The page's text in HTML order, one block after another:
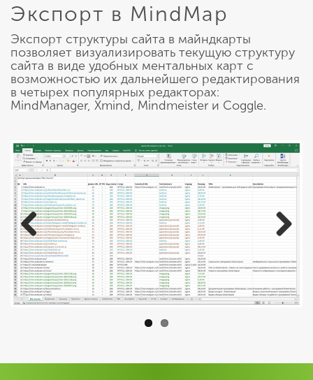
Экспорт в MindMap
Экспорт структуры сайта в майндкарты
позволяет визуализировать текущую структуру
сайта в виде удобных ментальных карт с
возможностью их дальнейшего редактирования
в четырех популярных редакторах:
MindManager, Xmind, Mindmeister и Coggle.
Previous